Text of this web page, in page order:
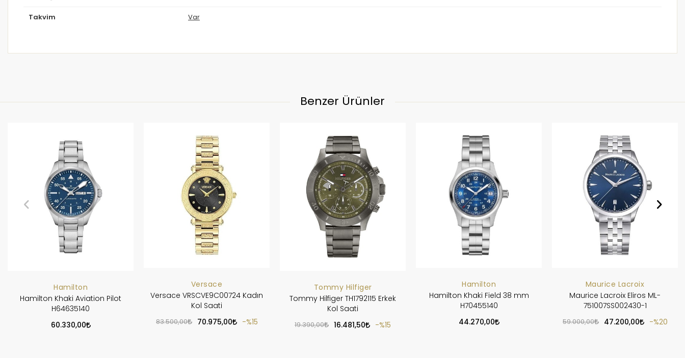
Takvim Var
Benzer Ürünler
Hamilton
Hamilton Khaki Aviation Pilot
H64635140
60.330,00
Versace
Versace VRSCVE9C00724 Kadın
Kol Saati
83.500,00 70.975,00 %15
Tommy Hilfiger
Tommy Hilfiger TH1792115 Erkek
Kol Saati
19.390,00 16.481,50 %15
Hamilton
Hamilton Khaki Field 38 mm
H70455140
44.270,00
Maurice Lacroix
Maurice Lacroix Eliros ML-
751007SS002430-1
59.000,00 47.200,00 %20